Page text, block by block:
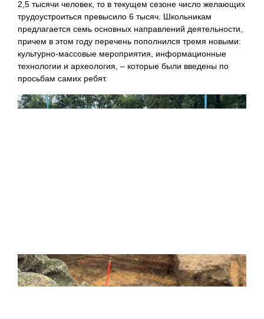
2,5 тысячи человек, то в текущем сезоне число желающих
трудоустроиться превысило 6 тысяч. Школьникам
предлагается семь основных направлений деятельности,
причем в этом году перечень пополнился тремя новыми:
культурно-массовые мероприятия, информационные
технологии и археология, – которые были введены по
просьбам самих ребят.